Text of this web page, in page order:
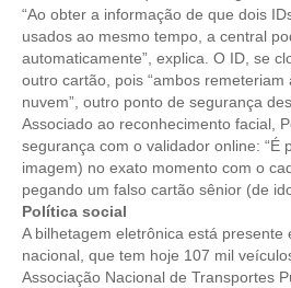
CONTATO
CURSOS
ENGENHEIRO EMPREENDEDOR
SEESP EDUCAÇÃO
BENEFÍCIOS
“Ao obter a informação de que dois
usados ao mesmo tempo, a central
automaticamente”, explica. O ID, se
outro cartão, pois “ambos
nuvem”, outro ponto de segurança
Associado ao reconhecimento facial,
segurança com o validador online: “É
imagem) no exato momento com o
pegando um falso cartão sênior (de
Política social
A bilhetagem eletrônica está presente
nacional, que tem hoje 107 mil
Associação Nacional de Transportes